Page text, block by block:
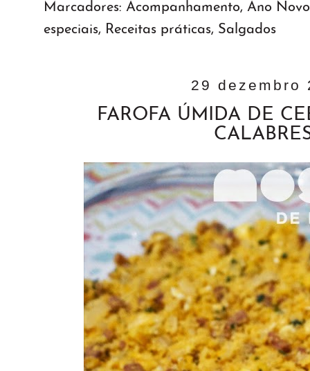
Marcadores: Acompanhamento, Ano Novo
especiais, Receitas práticas, Salgados
29 dezembro
FAROFA ÚMIDA DE